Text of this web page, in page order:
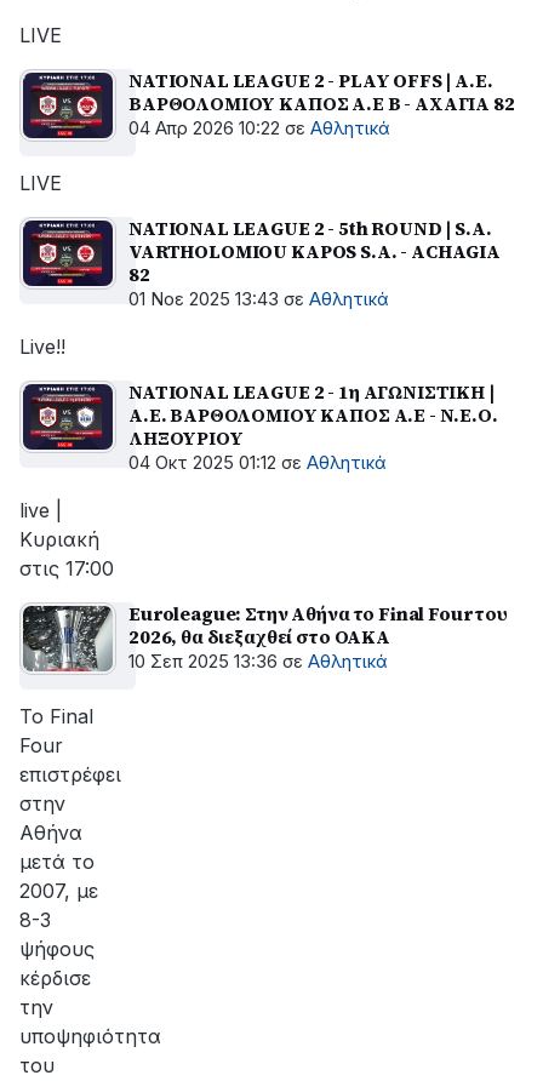
LIVE
NATIONAL LEAGUE 2 - PLAY OFFS | Α.Ε.
ΒΑΡΘΟΛΟΜΙΟΥ ΚΑΠΟΣ Α.Ε B - ΑΧΑΓΙΑ 82
04 Απρ 2026 10:22 σε Αθλητικά
LIVE
NATIONAL LEAGUE 2 - 5th ROUND | S.A.
VARTHOLOMIOU KAPOS S.A. - ACHAGIA
82
01 Νοε 2025 13:43 σε Αθλητικά
Live!!
NATIONAL LEAGUE 2 - 1η ΑΓΩΝΙΣΤΙΚΗ |
Α.Ε. ΒΑΡΘΟΛΟΜΙΟΥ ΚΑΠΟΣ Α.Ε - Ν.Ε.Ο.
ΛΗΞΟΥΡΙΟΥ
04 Οκτ 2025 01:12 σε Αθλητικά
live |
Kυριακή
στις 17:00
Euroleague: Στην Αθήνα το Final Four του
2026, θα διεξαχθεί στο ΟΑΚΑ
10 Σεπ 2025 13:36 σε Αθλητικά
Το Final
Four
επιστρέφει
στην
Αθήνα
μετά το
2007, με
8-3
ψήφους
κέρδισε
την
υποψηφιότητα
του